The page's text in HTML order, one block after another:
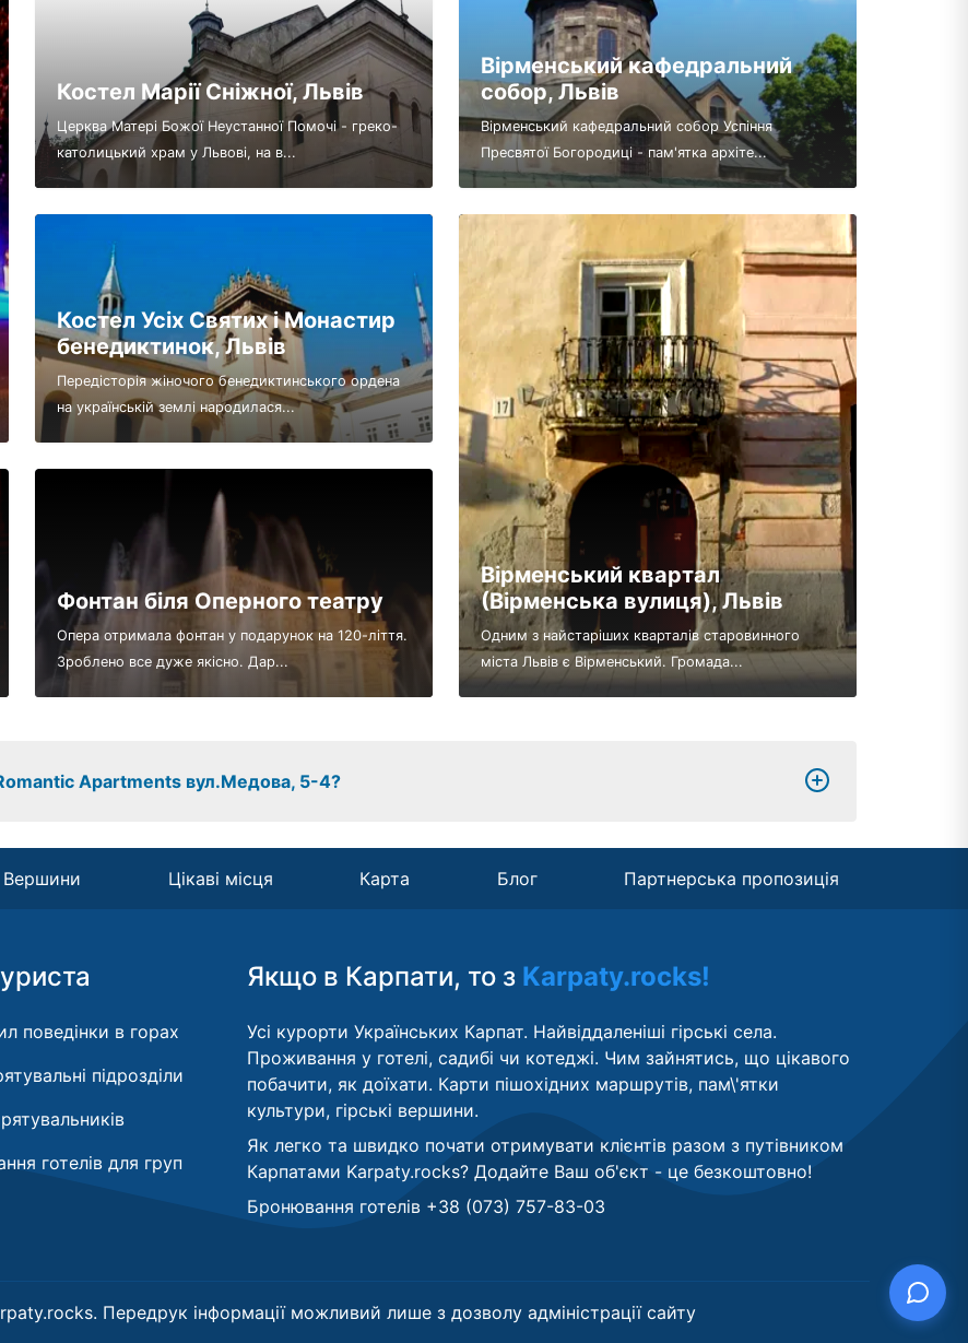
Костел Марії Сніжної, Львів
Церква Матері Божої Неустанної Помочі - греко-
католицький храм у Львові, на в...
Костел Усіх Святих і Монастир
бенедиктинок, Львів
Передісторія жіночого бенедиктинського ордена
на українській землі народилася...
Фонтан біля Оперного театру
Опера отримала фонтан у подарунок на 120-ліття.
Зроблено все дуже якісно. Дар...
Вірменський кафедральний
собор, Львів
Вірменський кафедральний собор Успіння
Пресвятої Богородиці - пам'ятка архіте...
Вірменський квартал
(Вірменська вулиця), Львів
Одним з найстаріших кварталів старовинного
міста Львів є Вірменський. Громада...
Romantic Apartments вул.Медова, 5-4?
Вершини Цікаві місця Карта Блог Партнерська пропозиція
поведінки в горах
підрозділи
готелів для груп
Якщо в Карпати, то з Karpaty.rocks!
Усі курорти Українських Карпат. Найвіддаленіші гірські села.
Проживання у готелі, садибі чи котеджі. Чим зайнятись, що цікавого
побачити, як доїхати. Карти пішохідних маршрутів, пам\'ятки
культури, гірські вершини.
Як легко та швидко почати отримувати клієнтів разом з путівником
Карпатами Karpaty.rocks? Додайте Ваш об'єкт - це безкоштовно!
Бронювання готелів +38 (073) 757-83-03
Передрук інформації можливий лише з дозволу адміністрації сайту